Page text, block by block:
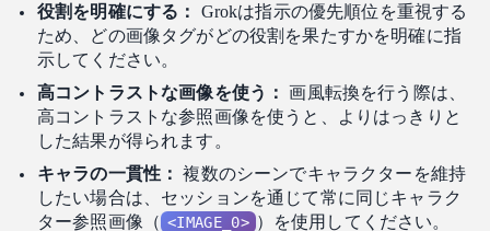
役割を明確にする：
Grokは指示の優先順位を重視する
ため、どの画像タグがどの役割を果たすかを明確に指
示してください。
高コントラストな画像を使う： 画風転換を行う際は、
高コントラストな参照画像を使うと、よりはっきりと
した結果が得られます。
キャラの一貫性： 複数のシーンでキャラクターを維持
したい場合は、セッションを通じて常に同じキャラク
ター参照画像（ <IMAGE_0> ）を使用してください。